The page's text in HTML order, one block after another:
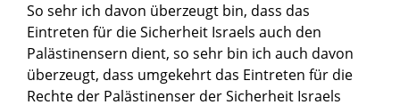
So sehr ich davon überzeugt bin, dass das
Eintreten für die Sicherheit Israels auch den
Palästinensern dient, so sehr bin ich auch davon
überzeugt, dass umgekehrt das Eintreten für die
Rechte der Palästinenser der Sicherheit Israels